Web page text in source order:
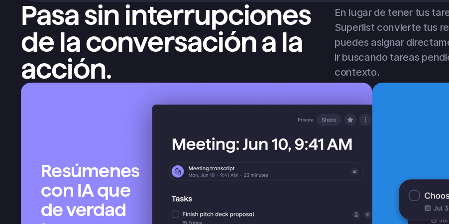
Pasa sin interrupciones
de la conversación a la
acción.
En lugar de tener tus
Superlist convierte tus
puedes asignar
ir buscando tareas
contexto.
Resúmenes
con IA que
de verdad